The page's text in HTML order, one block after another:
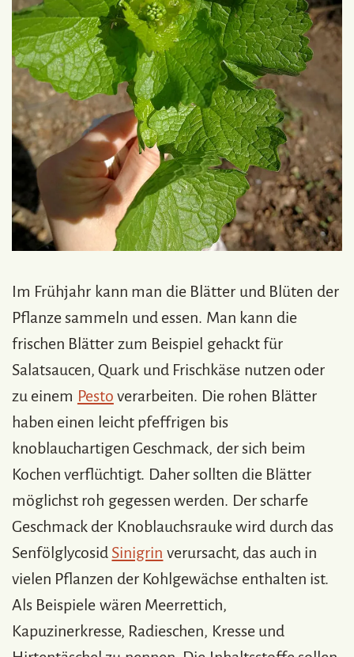
Im Frühjahr kann man die Blätter und Blüten der
Pflanze sammeln und essen. Man kann die
frischen Blätter zum Beispiel gehackt für
Salatsaucen, Quark und Frischkäse nutzen oder
zu einem Pesto verarbeiten. Die rohen Blätter
haben einen leicht pfeffrigen bis
knoblauchartigen Geschmack, der sich beim
Kochen verflüchtigt. Daher sollten die Blätter
möglichst roh gegessen werden. Der scharfe
Geschmack der Knoblauchsrauke wird durch das
Senfölglycosid Sinigrin verursacht, das auch in
vielen Pflanzen der Kohlgewächse enthalten ist.
Als Beispiele wären Meerrettich,
Kapuzinerkresse, Radieschen, Kresse und